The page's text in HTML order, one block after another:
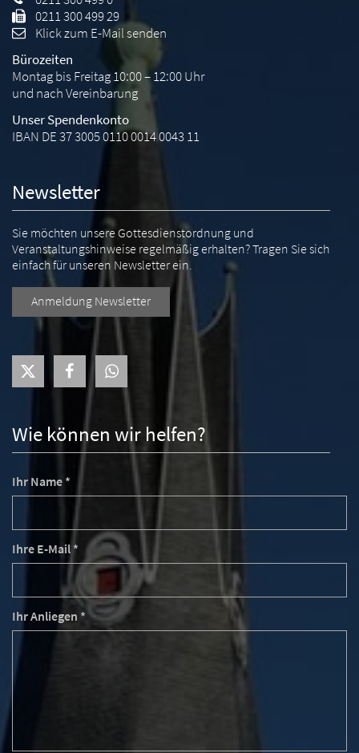
Wie können wir helfen?
Ihr Name *
Ihre E-Mail *
Ihr Anliegen *
0211 300 499 29
Klick zum E-Mail senden
Bürozeiten
Montag bis Freitag 10:00 – 12:00 Uhr
und nach Vereinbarung
Unser Spendenkonto
IBAN DE 37 3005 0110 0014 0043 11
Newsletter
Sie möchten unsere Gottesdienstordnung und
Veranstaltungshinweise regelmäßig erhalten? Tragen Sie sich
einfach für unseren Newsletter ein.
Anmeldung Newsletter